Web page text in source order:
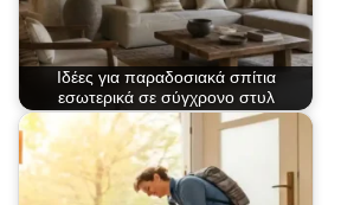
Ιδέες για παραδοσιακά σπίτια
εσωτερικά σε σύγχρονο στυλ